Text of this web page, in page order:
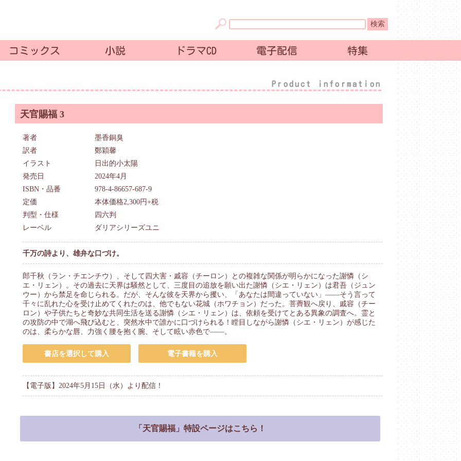
コミックス 小説 ドラマCD 電子配信 特集
Product information
天官賜福 3
著者
墨香銅臭
訳者
鄭穎馨
イラスト
日出的小太陽
発売日
2024年4月
ISBN・品番
978-4-86657-687-9
定価
本体価格2,300円+税
判型・仕様
四六判
レーベル
ダリアシリーズユニ
千万の詩より、雄弁な口づけ。
郎千秋（ラン・チエンチウ）、そして四大害・戚容（チーロン）との複雑な関係が明らかになった謝憐（シ
エ・リェン）。その過去に天界は騒然として、三度目の追放を願い出た謝憐（シエ・リェン）は君吾（ジュン
ウー）から禁足を命じられる。だが、そんな彼を天界から攫い、「あなたは間違っていない」――そう言って
千々に乱れた心を受け止めてくれたのは、他でもない花城（ホワチョン）だった。菩薺観へ戻り、戚容（チー
ロン）や子供たちと奇妙な共同生活を送る謝憐（シエ・リェン）は、依頼を受けてとある異象の調査へ。霊と
の攻防の中で湖へ飛び込むと、突然水中で誰かに口づけられる！瞠目しながら謝憐（シエ・リェン）が感じた
のは、柔らかな唇、力強く腰を抱く腕、そして眩い赤色で――。
書店を選択して購入 電子書籍を購入
【電子版】2024年5月15日（水）より配信！
「天官賜福」特設ページはこちら！